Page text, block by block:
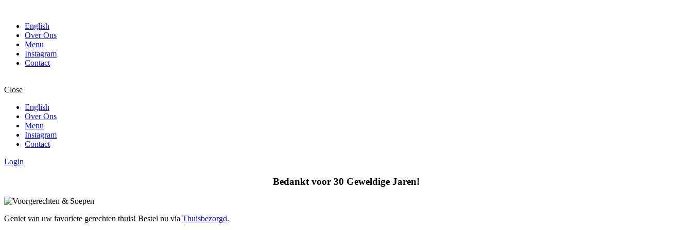
English
Over Ons
Menu
Instagram
Contact
Close
English
Over Ons
Menu
Instagram
Contact
Login
Bedankt voor 30 Geweldige Jaren!
Geniet van uw favoriete gerechten thuis! Bestel nu via Thuisbezorgd.